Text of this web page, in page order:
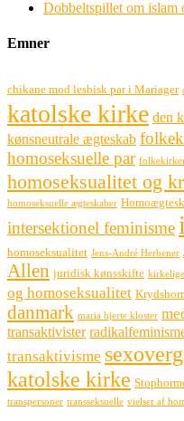
Dobbeltspillet om islam
Emner
chikane mod lesbisk par i Mariager
katolske kirke den
kønsneutrale ægteskab
homoseksuelle par
homoseksualitet og
homoseksuelle ægteskaber
intersektionel feminisme
homoseksualitet Jens-André Herbener
Allen juridisk kønsskifte
og homoseksualitet
danmark maria hjerte kloster
transaktivister
transaktivisme
katolske kirke
transpersoner transseksuelle vielser af